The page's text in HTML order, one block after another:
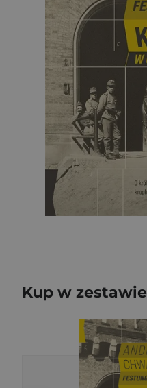
Kup w zestawie